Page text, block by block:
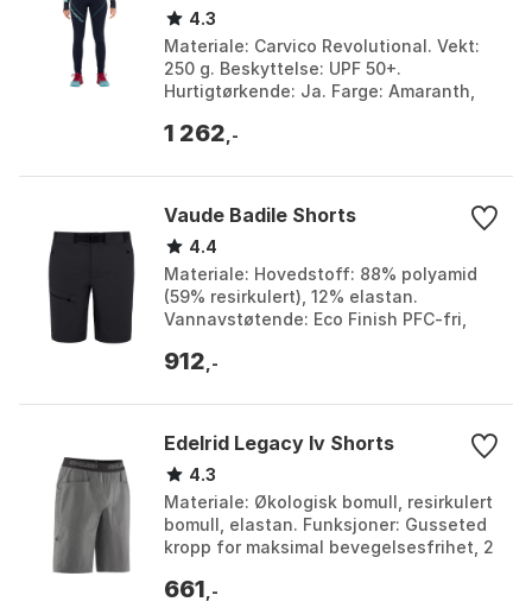
4.3
Materiale: Carvico Revolutional. Vekt:
250 g. Beskyttelse: UPF 50+.
Hurtigtørkende: Ja. Farge: Amaranth,
magnet, Black ...
1 262 ,-
Vaude Badile Shorts
4.4
Materiale: Hovedstoff: 88% polyamid
(59% resirkulert), 12% elastan.
Vannavstøtende: Eco Finish PFC-fri,
belte, 2 glidelåslom...
912 ,-
Edelrid Legacy Iv Shorts
4.3
Materiale: Økologisk bomull, resirkulert
bomull, elastan. Funksjoner: Gusseted
kropp for maksimal bevegelsesfrihet, 2
Bred e...
661 ,-